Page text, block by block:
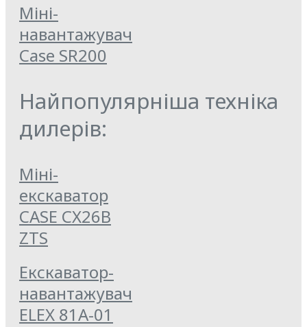
Міні-
навантажувач
Case SR200
Найпопулярніша техніка
дилерів:
Міні-
екскаватор
CASE CX26B
ZTS
Екскаватор-
навантажувач
ELEX 81А-01